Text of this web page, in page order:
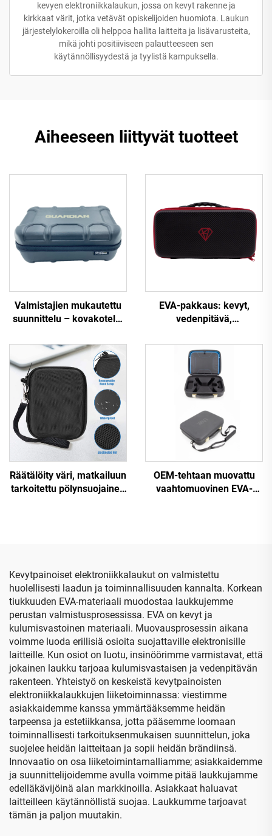
kevyen elektroniikkalaukun, jossa on kevyt rakenne ja
kirkkaat värit, jotka vetävät opiskelijoiden huomiota. Laukun
järjestelylokeroilla oli helppoa hallita laitteita ja lisävarusteita,
mikä johti positiiviseen palautteeseen sen
käytännöllisyydestä ja tyylistä kampuksella.
Aiheeseen liittyvät tuotteet
Valmistajien mukautettu
suunnittelu – kovakotelo,
materiaalista
EVA-pakkaus: kevyt,
vedenpitävä,
mukautettava sähköisen
kosketinsoittimen
säilytyslaatikko –
maanjäristyksenvastainen,
kestävä, musta;
käytettävissä
leiriytymiseen ja
matkailuun.
Räätälöity väri, matkailuun
tarkoitettu pölynsuojainen
kosmetiikkapussit ja -
koteloit sekä räätälöity
logo
OEM-tehtaan muovattu
vaahtomuovinen EVA-
Kevytpainoiset elektroniikkalaukut on valmistettu
huolellisesti laadun ja toiminnallisuuden kannalta. Korkean
tiukkuuden EVA-materiaali muodostaa laukkujemme
perustan valmistusprosessissa. EVA on kevyt ja
kulumisvastoinen materiaali. Muovausprosessin aikana
voimme luoda erillisiä osioita suojattaville elektronisille
laitteille. Kun osiot on luotu, insinöörimme varmistavat, että
jokainen laukku tarjoaa kulumisvastaisen ja vedenpitävän
rakenteen. Yhteistyö on keskeistä kevytpainoisten
elektroniikkalaukkujen liiketoiminnassa: viestimme
asiakkaidemme kanssa ymmärtääksemme heidän
tarpeensa ja estetiikkansa, jotta pääsemme loomaan
toiminnallisesti tarkoituksenmukaisen suunnittelun, joka
suojelee heidän laitteitaan ja sopii heidän brändiinsä.
Innovaatio on osa liiketoimintamalliamme; asiakkaidemme
ja suunnittelijoidemme avulla voimme pitää laukkujamme
edelläkävijöinä alan markkinoilla. Asiakkaat haluavat
laitteilleen käytännöllistä suojaa. Laukkumme tarjoavat
tämän ja paljon muutakin.